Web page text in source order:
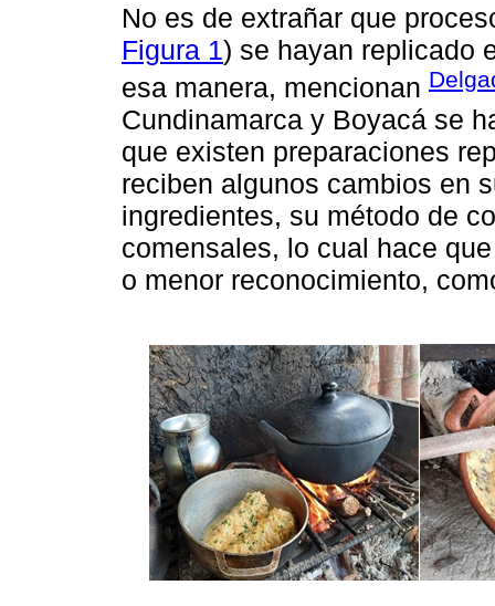
No es de extrañar que
Figura 1) se hayan replicado
esa manera, mencionan
Cundinamarca y Boyacá se
que existen preparaciones
reciben algunos cambios en
ingredientes, su método de
comensales, lo cual hace
o menor reconocimiento,